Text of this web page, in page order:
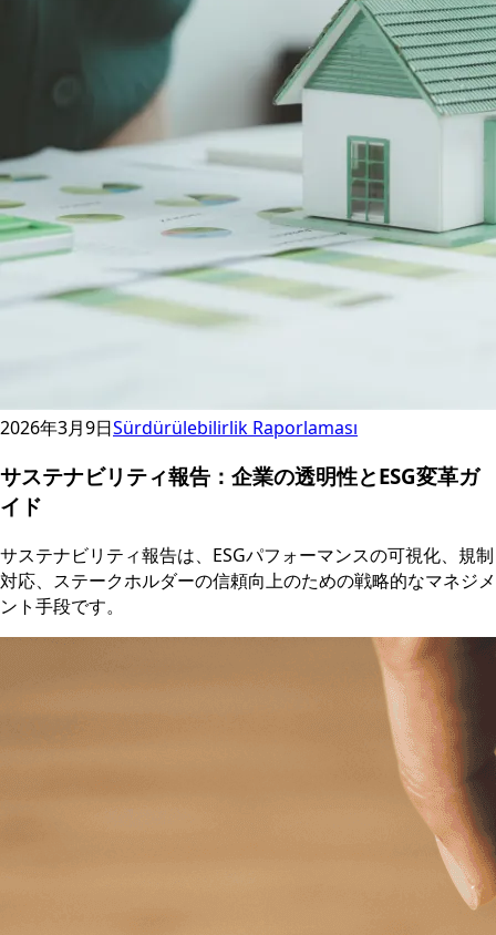
2026年3月9日Sürdürülebilirlik Raporlaması
サステナビリティ報告：企業の透明性とESG変革ガ
イド
サステナビリティ報告は、ESGパフォーマンスの可視化、規制
対応、ステークホルダーの信頼向上のための戦略的なマネジメ
ント手段です。